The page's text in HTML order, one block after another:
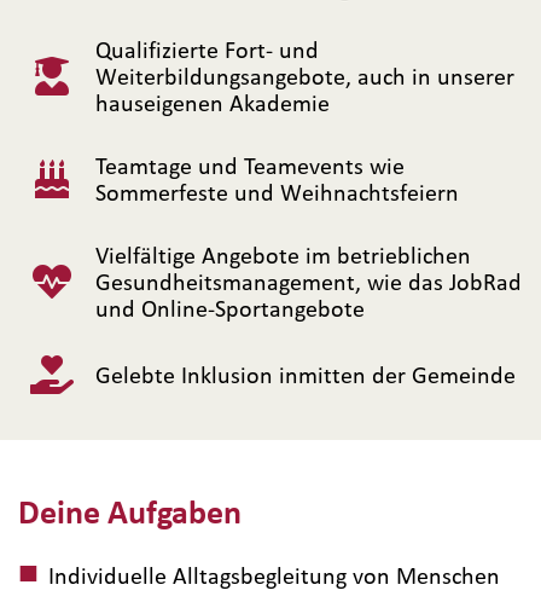
Deine Aufgaben
Individuelle Alltagsbegleitung von Menschen
Qualifizierte Fort- und
Weiterbildungsangebote, auch in unserer
hauseigenen Akademie
Teamtage und Teamevents wie
Sommerfeste und Weihnachtsfeiern
Vielfältige Angebote im betrieblichen
Gesundheitsmanagement, wie das JobRad
und Online-Sportangebote
Gelebte Inklusion inmitten der Gemeinde